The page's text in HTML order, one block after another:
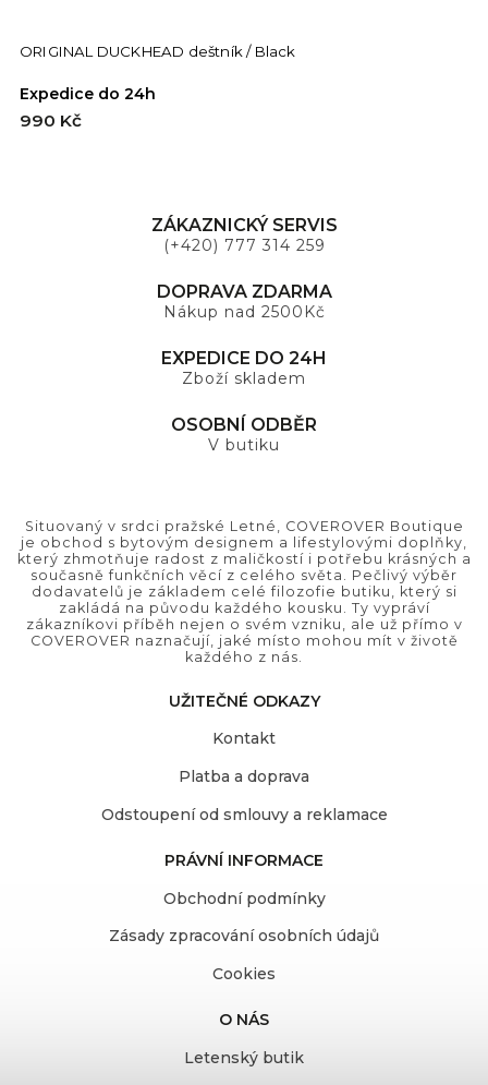
ORIGINAL DUCKHEAD deštník / Black
Expedice do 24h
990 Kč
ZÁKAZNICKÝ SERVIS
(+420) 777 314 259
DOPRAVA ZDARMA
Nákup nad 2500Kč
EXPEDICE DO 24H
Zboží skladem
OSOBNÍ ODBĚR
V butiku
Situovaný v srdci pražské Letné, COVEROVER Boutique
je obchod s bytovým designem a lifestylovými doplňky,
který zhmotňuje radost z maličkostí i potřebu krásných a
současně funkčních věcí z celého světa. Pečlivý výběr
dodavatelů je základem celé filozofie butiku, který si
zakládá na původu každého kousku. Ty vypráví
zákazníkovi příběh nejen o svém vzniku, ale už přímo v
COVEROVER naznačují, jaké místo mohou mít v životě
každého z nás.
UŽITEČNÉ ODKAZY
Kontakt
Platba a doprava
Odstoupení od smlouvy a reklamace
PRÁVNÍ INFORMACE
Obchodní podmínky
Zásady zpracování osobních údajů
Cookies
O NÁS
Letenský butik